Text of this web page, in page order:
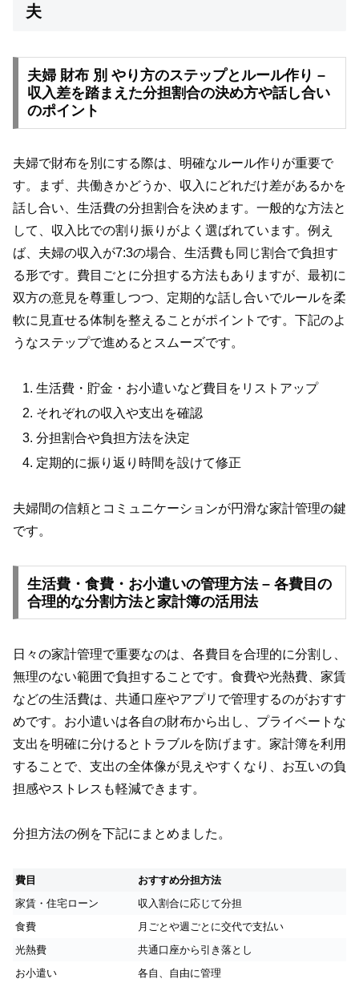
夫
夫婦 財布 別 やり方のステップとルール作り –
収入差を踏まえた分担割合の決め方や話し合い
のポイント
夫婦で財布を別にする際は、明確なルール作りが重要で
す。まず、共働きかどうか、収入にどれだけ差があるかを
話し合い、生活費の分担割合を決めます。一般的な方法と
して、収入比での割り振りがよく選ばれています。例え
ば、夫婦の収入が7:3の場合、生活費も同じ割合で負担す
る形です。費目ごとに分担する方法もありますが、最初に
双方の意見を尊重しつつ、定期的な話し合いでルールを柔
軟に見直せる体制を整えることがポイントです。下記のよ
うなステップで進めるとスムーズです。
生活費・貯金・お小遣いなど費目をリストアップ
それぞれの収入や支出を確認
分担割合や負担方法を決定
定期的に振り返り時間を設けて修正
夫婦間の信頼とコミュニケーションが円滑な家計管理の鍵
です。
生活費・食費・お小遣いの管理方法 – 各費目の
合理的な分割方法と家計簿の活用法
日々の家計管理で重要なのは、各費目を合理的に分割し、
無理のない範囲で負担することです。食費や光熱費、家賃
などの生活費は、共通口座やアプリで管理するのがおすす
めです。お小遣いは各自の財布から出し、プライベートな
支出を明確に分けるとトラブルを防げます。家計簿を利用
することで、支出の全体像が見えやすくなり、お互いの負
担感やストレスも軽減できます。
分担方法の例を下記にまとめました。
費目
おすすめ分担方法
家賃・住宅ローン
収入割合に応じて分担
食費
月ごとや週ごとに交代で支払い
光熱費
共通口座から引き落とし
お小遣い
各自、自由に管理